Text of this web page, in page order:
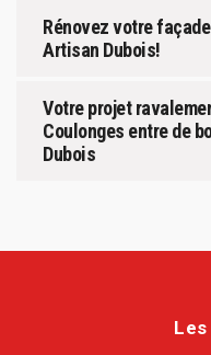
Rénovez votre
Artisan Dubois!
Votre projet
Coulonges entre de
Dubois